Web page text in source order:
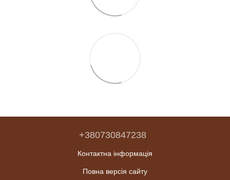
+380730847238
Контактна інформація
Повна версія сайту